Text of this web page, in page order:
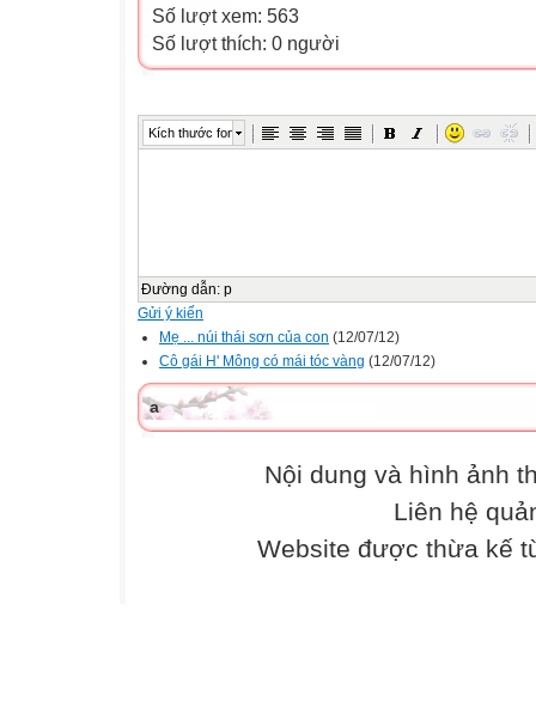
Số lượt xem: 563
Số lượt thích: 0 người
Kích thước font
Đường dẫn: p
Gửi ý kiến
Mẹ ... núi thái sơn của con (12/07/12)
Cô gái H' Mông có mái tóc vàng (12/07/12)
a
Nội dung và hình ảnh
Liên hệ
Website được thừa kế